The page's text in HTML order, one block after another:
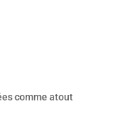
comme atout